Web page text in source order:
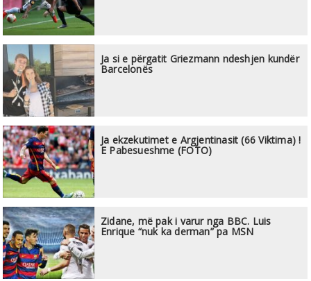
Ja si e përgatit Griezmann ndeshjen kundër
Barcelonës
Ja ekzekutimet e Argjentinasit (66 Viktima) !
E Pabesueshme (FOTO)
Zidane, më pak i varur nga BBC. Luis
Enrique “nuk ka derman” pa MSN